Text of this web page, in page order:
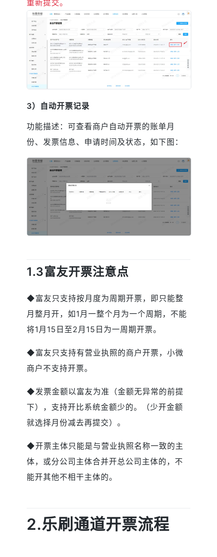
重新提交。
3）自动开票记录
功能描述：可查看商户自动开票的账单月
份、发票信息、申请时间及状态，如下图：
1.3富友开票注意点
◆富友只支持按月度为周期开票，即只能整
月整月开，如1月一整个月为一个周期，不能
将1月15日至2月15日为一周期开票。
◆富友只支持有营业执照的商户开票，小微
商户不支持开票。
◆发票金额以富友为准（金额无异常的前提
下），支持开比系统金额少的。（少开金额
就选择月份减去再提交）。
◆开票主体只能是与营业执照名称一致的主
体，或分公司主体合并开总公司主体的，不
能开其他不相干主体的。
2.乐刷通道开票流程